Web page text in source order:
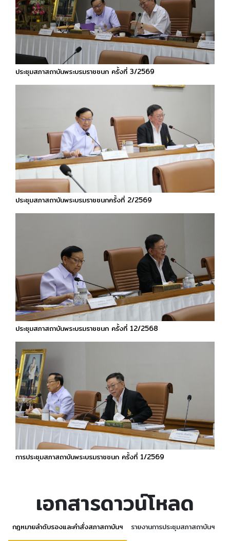
ประชุมสภาสถาบันพระบรมราชชนก ครั้งที่ 3/2569
ประชุมสภาสถาบันพระบรมราชชนกครั้งที่ 2/2569
ประชุมสภาสถาบันพระบรมราชชนก ครั้งที่ 12/2568
การประชุมสภาสถาบันพระบรมราชชนก ครั้งที่ 1/2569
เอกสารดาวน์โหลด
กฎหมายลำดับรองและคำสั่งสภาสถาบันฯ รายงานการประชุมสภาสถาบันฯ